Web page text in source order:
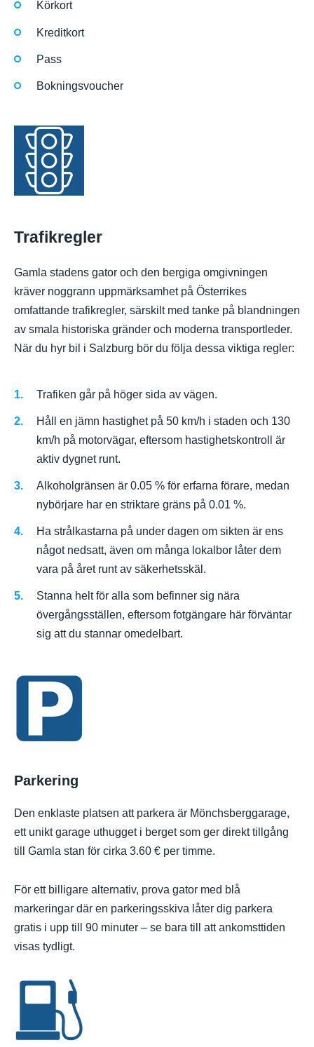
Körkort
Kreditkort
Pass
Bokningsvoucher
Trafikregler
Gamla stadens gator och den bergiga omgivningen
kräver noggrann uppmärksamhet på Österrikes
omfattande trafikregler, särskilt med tanke på blandningen
av smala historiska gränder och moderna transportleder.
När du hyr bil i Salzburg bör du följa dessa viktiga regler:
Trafiken går på höger sida av vägen.
Håll en jämn hastighet på 50 km/h i staden och 130
km/h på motorvägar, eftersom hastighetskontroll är
aktiv dygnet runt.
Alkoholgränsen är 0.05 % för erfarna förare, medan
nybörjare har en striktare gräns på 0.01 %.
Ha strålkastarna på under dagen om sikten är ens
något nedsatt, även om många lokalbor låter dem
vara på året runt av säkerhetsskäl.
Stanna helt för alla som befinner sig nära
övergångsställen, eftersom fotgängare här förväntar
sig att du stannar omedelbart.
Parkering
Den enklaste platsen att parkera är Mönchsberggarage,
ett unikt garage uthugget i berget som ger direkt tillgång
till Gamla stan för cirka 3.60 € per timme.
För ett billigare alternativ, prova gator med blå
markeringar där en parkeringsskiva låter dig parkera
gratis i upp till 90 minuter – se bara till att ankomsttiden
visas tydligt.